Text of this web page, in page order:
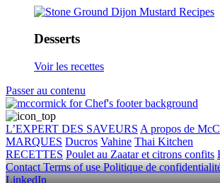
Desserts
Voir les recettes
Passer au contenu
L’EXPERT DES SAVEURS A propos de
MARQUES Ducros Vahine Thai Kitchen
RECETTES Poulet au Zaatar et citrons confits
ContactTerms of usePolitique de
LinkedIn